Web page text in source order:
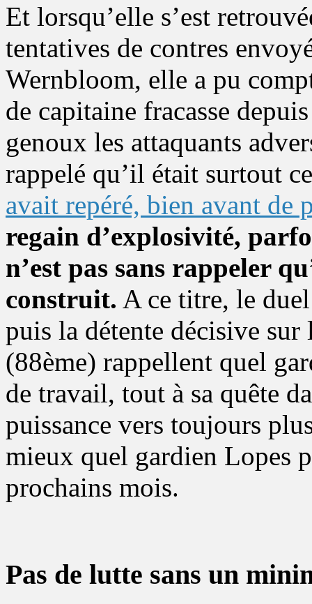
Et lorsqu’elle s’est
tentatives de contres
Wernbloom, elle a pu
de capitaine fracasse
genoux les attaquants
rappelé qu’il était surtout
avait repéré, bien avant de
regain d’explosivité,
n’est pas sans rappeler
construit. A ce titre, le
puis la détente décisive
(88ème) rappellent quel
de travail, tout à sa quête
puissance vers toujours
mieux quel gardien Lopes
prochains mois.
Pas de lutte sans un